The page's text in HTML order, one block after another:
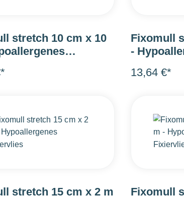
stretch 10 cm x 10
Fixomull
-
13,64 €*
stretch 15 cm x 2 m
Fixomull